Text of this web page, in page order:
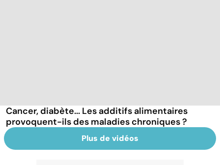
Cancer, diabète... Les additifs alimentaires
provoquent-ils des maladies chroniques ?
Plus de vidéos